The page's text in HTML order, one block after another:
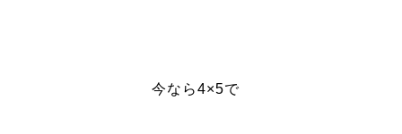
今なら4×5で